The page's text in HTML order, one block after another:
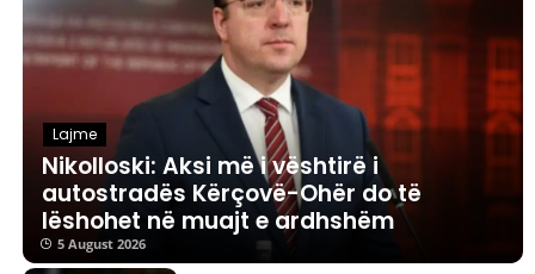
Lajme
Nikolloski: Aksi më i vështirë i
autostradës Kërçovë-Ohër do të
lëshohet në muajt e ardhshëm
5 August 2026